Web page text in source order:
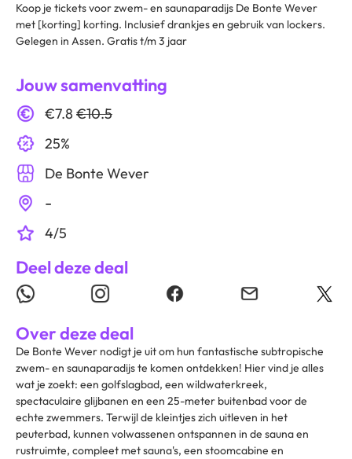
Koop je tickets voor zwem- en saunaparadijs De Bonte Wever
met [korting] korting. Inclusief drankjes en gebruik van lockers.
Gelegen in Assen. Gratis t/m 3 jaar
Jouw samenvatting
€7.8 €10.5
25%
De Bonte Wever
-
4/5
Deel deze deal
Over deze deal
De Bonte Wever nodigt je uit om hun fantastische subtropische
zwem- en saunaparadijs te komen ontdekken! Hier vind je alles
wat je zoekt: een golfslagbad, een wildwaterkreek,
spectaculaire glijbanen en een 25-meter buitenbad voor de
echte zwemmers. Terwijl de kleintjes zich uitleven in het
peuterbad, kunnen volwassenen ontspannen in de sauna en
rustruimte, compleet met sauna's, een stoomcabine en